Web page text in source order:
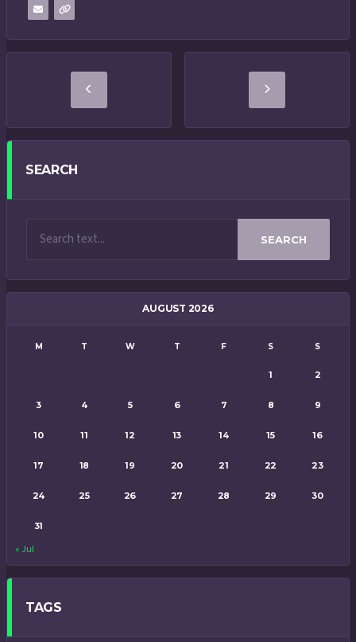
SEARCH
SEARCH
AUGUST 2026
M T W T F S S
1 2
3 4 5 6 7 8 9
10 11 12 13 14 15 16
17 18 19 20 21 22 23
24 25 26 27 28 29 30
31
« Jul
TAGS